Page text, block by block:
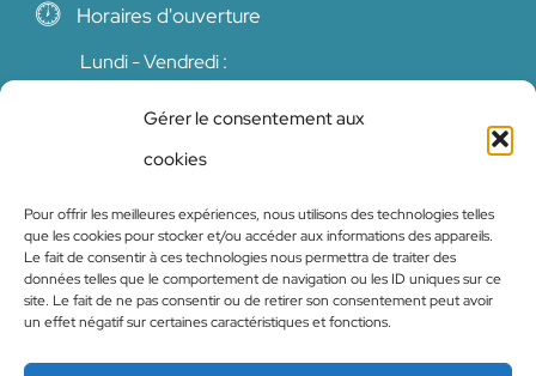
Gérer le consentement aux
cookies
Pour offrir les meilleures expériences, nous utilisons des technologies telles
que les cookies pour stocker et/ou accéder aux informations des appareils.
Le fait de consentir à ces technologies nous permettra de traiter des
données telles que le comportement de navigation ou les ID uniques sur ce
site. Le fait de ne pas consentir ou de retirer son consentement peut avoir
un effet négatif sur certaines caractéristiques et fonctions.
Horaires d'ouverture
Lundi - Vendredi :
Samedi :
8h30 - 12h00
© 2024 Site réalisé parVétoSite, le partenaire
Web des cliniques vétérinaires.